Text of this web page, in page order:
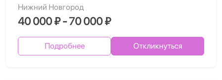
Нижний Новгород
40 000 ₽ - 70 000 ₽
Подробнее Откликнуться